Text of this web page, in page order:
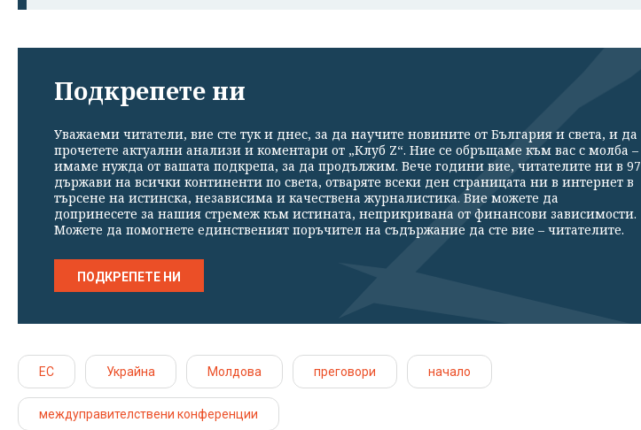
Подкрепете ни
Уважаеми читатели, вие сте тук и днес, за да научите новините от България и света, и да
прочетете актуални анализи и коментари от „Клуб Z“. Ние се обръщаме към вас с молба –
имаме нужда от вашата подкрепа, за да продължим. Вече години вие, читателите ни в 97
държави на всички континенти по света, отваряте всеки ден страницата ни в интернет в
търсене на истинска, независима и качествена журналистика. Вие можете да
допринесете за нашия стремеж към истината, неприкривана от финансови зависимости.
Можете да помогнете единственият поръчител на съдържание да сте вие – читателите.
ПОДКРЕПЕТЕ НИ
ЕС Украйна Молдова преговори начало
междуправителствени конференции